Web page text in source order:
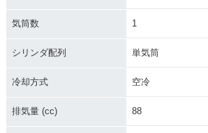
気筒数 1
シリンダ配列 単気筒
冷却方式 空冷
排気量 (cc) 88